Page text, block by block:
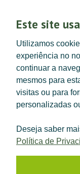
Este site
Utilizamos
experiência no
continuar a
mesmos para
visitas ou para
personalizadas
Deseja saber
Política de
POLÍTICA DE
GERAIS DE VENDA |